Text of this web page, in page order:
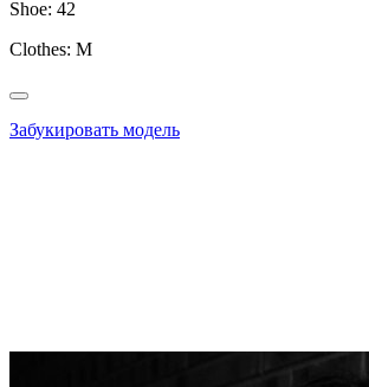
Shoe: 42
Clothes: M
Забукировать модель